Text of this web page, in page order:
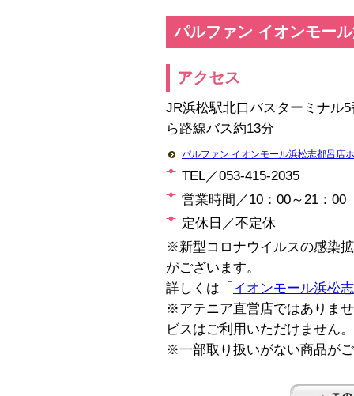
パルファン イオンモー
アクセス
JR浜松駅北口バスターミナル
ら路線バス約13分
パルファン イオンモール浜松志都呂店
TEL／053‐415‐2035
営業時間／10：00～21：00
定休日／不定休
※新型コロナウイルスの感染
がございます。
詳しくは「 イオンモール浜松
※アテニア直営店ではありま
ビスはご利用いただけません。
※一部取り扱いがない商品が